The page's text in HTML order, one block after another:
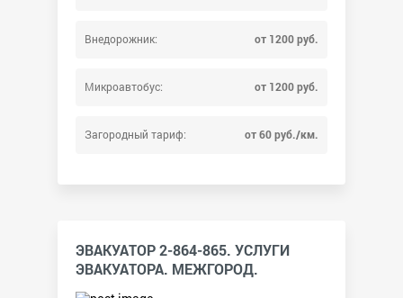
Внедорожник: от 1200 руб.
Микроавтобус: от 1200 руб.
Загородный тариф: от 60 руб./км.
ЭВАКУАТОР 2-864-865. УСЛУГИ
ЭВАКУАТОРА. МЕЖГОРОД.